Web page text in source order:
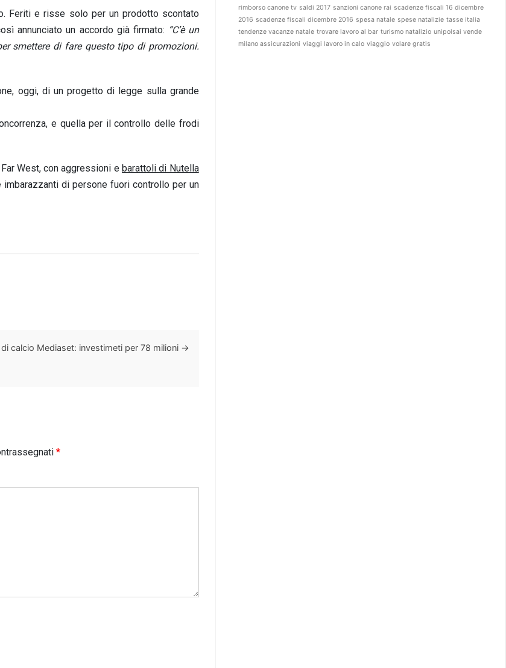
Feriti e risse solo per un prodotto scontato
annunciato un accordo già firmato: “C’è un
smettere di fare questo tipo di promozioni.
oggi, di un progetto di legge sulla grande
e quella per il controllo delle frodi
West, con aggressioni ebarattoli di Nutella
di persone fuori controllo per un
calcio Mediaset: investimeti per 78 milioni →
*
rimborso canone tv saldi 2017 sanzioni canone rai scadenze fiscali 16 dicembre
2016 scadenze fiscali dicembre 2016 spesa natale spese natalizie tasse italia
tendenze vacanze natale trovare lavoro al bar turismo natalizio unipolsai vende
milano assicurazioni viaggi lavoro in calo viaggio volare gratis